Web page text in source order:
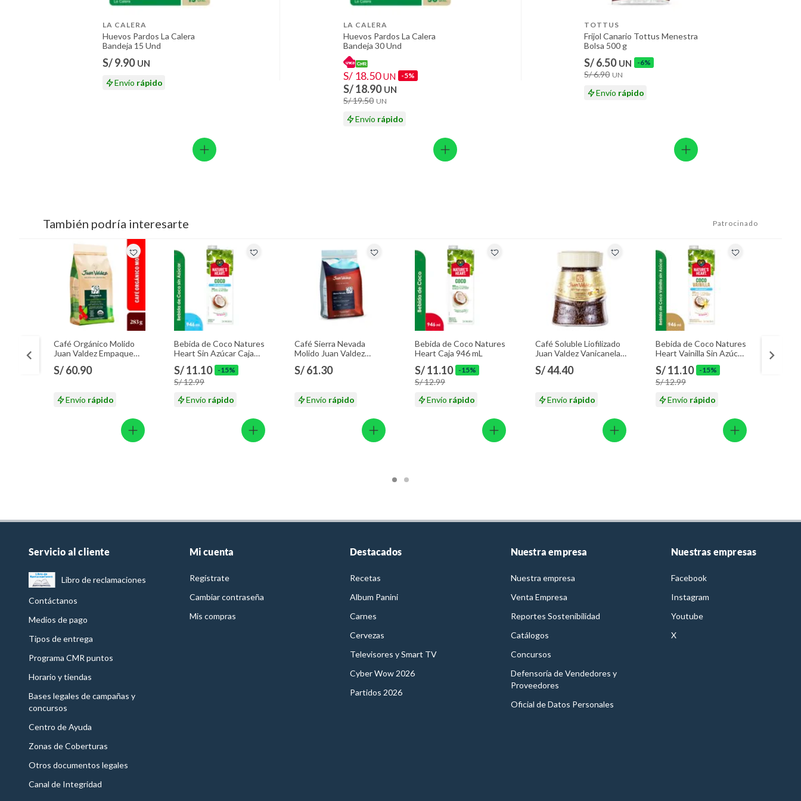
LA CALERA
Huevos Pardos La Calera
Bandeja 15 Und
S/ 9.90 UN
Envío rápido
LA CALERA
Huevos Pardos La Calera
Bandeja 30 Und
S/ 18.50 UN -5%
S/ 18.90 UN
S/ 19.50 UN
Envío rápido
TOTTUS
Frijol Canario Tottus Menestra
Bolsa 500 g
S/ 6.50 UN -6%
S/ 6.90 UN
Envío rápido
También podría interesarte Patrocinado
Café Orgánico Molido
Juan Valdez Empaque
S/ 60.90
Envío rápido
Bebida de Coco Natures
Heart Sin Azúcar Caja
S/ 11.10 -15%
S/ 12.99
Envío rápido
Café Sierra Nevada
Molido Juan Valdez
S/ 61.30
Envío rápido
Bebida de Coco Natures
Heart Caja 946 mL
S/ 11.10 -15%
S/ 12.99
Envío rápido
Café Soluble Liofilizado
Juan Valdez Vanicanela
S/ 44.40
Envío rápido
Bebida de Coco Natures
Heart Vainilla Sin Azúcar
Caja 946 mL
S/ 11.10 -15%
S/ 12.99
Envío rápido
Servicio al cliente
Libro de reclamaciones
Contáctanos
Medios de pago
Tipos de entrega
Programa CMR puntos
Horario y tiendas
Bases legales de campañas y
concursos
Centro de Ayuda
Zonas de Coberturas
Otros documentos legales
Canal de Integridad
Mi cuenta
Regístrate
Cambiar contraseña
Mis compras
Destacados
Recetas
Album Panini
Carnes
Cervezas
Televisores y Smart TV
Cyber Wow 2026
Partidos 2026
Nuestra empresa
Nuestra empresa
Venta Empresa
Reportes Sostenibilidad
Catálogos
Concursos
Defensoría de Vendedores y
Proveedores
Oficial de Datos Personales
Nuestras empresas
Facebook
Instagram
Youtube
X